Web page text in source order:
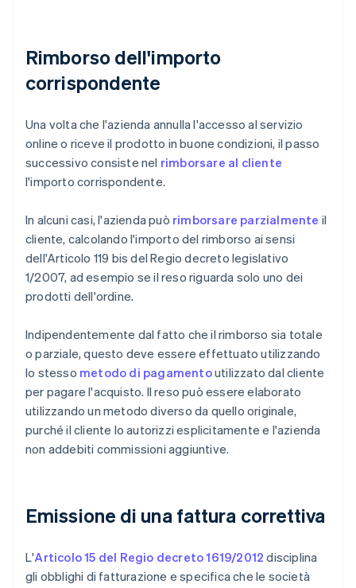
Rimborso dell'importo
corrispondente
Una volta che l'azienda annulla l'accesso al servizio
online o riceve il prodotto in buone condizioni, il passo
successivo consiste nel rimborsare al cliente
l'importo corrispondente.
In alcuni casi, l'azienda può rimborsare parzialmente il
cliente, calcolando l'importo del rimborso ai sensi
dell'Articolo 119 bis del Regio decreto legislativo
1/2007, ad esempio se il reso riguarda solo uno dei
prodotti dell'ordine.
Indipendentemente dal fatto che il rimborso sia totale
o parziale, questo deve essere effettuato utilizzando
lo stesso metodo di pagamentoutilizzato dal cliente
per pagare l'acquisto. Il reso può essere elaborato
utilizzando un metodo diverso da quello originale,
purché il cliente lo autorizzi esplicitamente e l'azienda
non addebiti commissioni aggiuntive.
Emissione di una fattura correttiva
L'Articolo 15 del Regio decreto 1619/2012 disciplina
gli obblighi di fatturazione e specifica che le società